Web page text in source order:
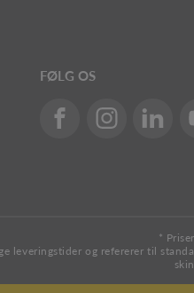
FØLG OS
*
leveringstider og refererer til